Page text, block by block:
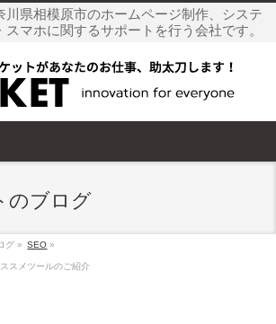
川県相模原市のホームページ制作、システ
スマホに関するサポートを行う会社です。
のブログ
グ » SEO »
スメツールのご紹介